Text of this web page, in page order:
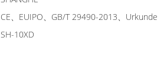
CE、EUIPO、GB/T 29490-2013、Urkunde
SH-10XD